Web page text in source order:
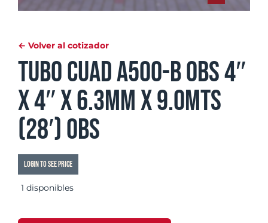
← Volver al cotizador
Tubo Cuad A500-B OBS 4″
x 4″ x 6.3mm x 9.0mts
(28′) OBS
Login to see price
1 disponibles